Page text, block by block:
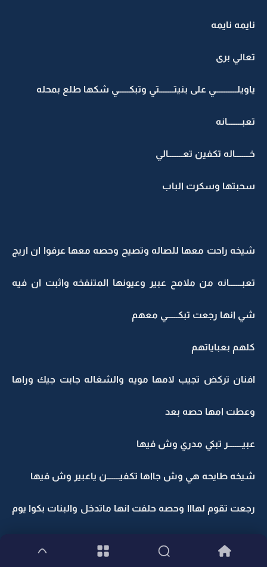
نايمه نايمه
تعالي برى
ياويلــــــــــــي على بنيتــــــــتي وتبكــــــي شكها طلع بمحله
تعبــــــــانه
خــــــــاله تكفين تعــــــــالي
سحبتها وسكرت الباب
شيخه راحت معها للصاله وتصيح وحصه معها عرفوا ان اريج
تعبـــــــانه من ملامح عبير وعيونها المتنفخه واثبت ان فيه
شي انها رجعت تبكــــــي معهم
كلهم بعباياتهم
افنان تركض تجيب لامها مويه والشغاله جابت جيك وراها
وعطت امها حصه بعد
عبيــــــــر تبكي مدري وش فيها
شيخه طايحه هي وش جااها تكفيـــــــن ياعبير وش فيها
رجعت تقوم لهااا وحصه حلفت انها ماتدخل والبنات بكوا يوم